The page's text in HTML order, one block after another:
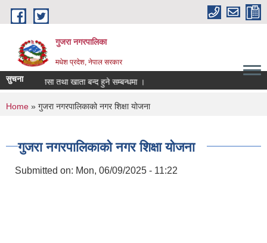
Skip to main content
गुजरा नगरपालिका
मधेश प्रदेश, नेपाल सरकार
सुचनानिकासा तथा खाता बन्द हुने सम्बन्धमा ।
You are here
Home » गुजरा नगरपालिकाको नगर शिक्षा योजना
गुजरा नगरपालिकाको नगर शिक्षा योजना
Submitted on: Mon, 06/09/2025 - 11:22